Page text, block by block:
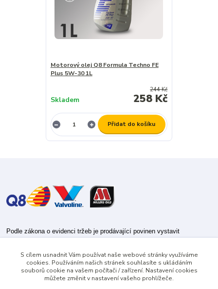
Motorový olej Q8 Formula Techno FE
Plus 5W-30 1L
244 Kč
258 Kč
Skladem
Přidat do košíku
Podle zákona o evidenci tržeb je prodávající povinen vystavit
Zároveň je povinen zaevidovat přijatou tržbu u správce daně online; v
případě technického výpadku pak nejpozději do 48 hodin.
S cílem usnadnit Vám používat naše webové stránky využíváme
cookies. Používáním našich stránek souhlasíte s ukládáním
souborů cookie na vašem počítači / zařízení. Nastavení cookies
můžete změnit v nastavení vašeho prohlížeče.